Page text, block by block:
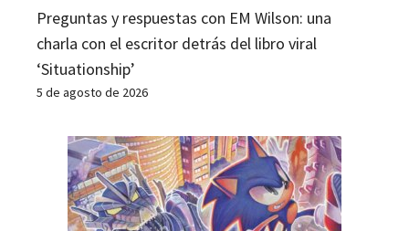
Preguntas y respuestas con EM Wilson: una
charla con el escritor detrás del libro viral
‘Situationship’
5 de agosto de 2026